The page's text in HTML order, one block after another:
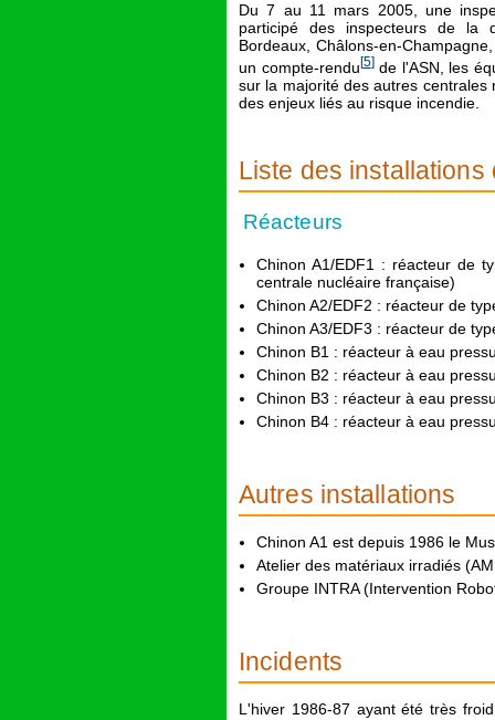
Du 7 au 11 mars 2005, une
participé des inspecteurs de la
Bordeaux, Châlons-en-
un compte-rendu[5]de l'ASN, les
sur la majorité des autres
des enjeux liés au risque incendie.
Liste des installations
Réacteurs
Chinon A1/EDF1 : réacteur de
centrale nucléaire française)
Chinon A2/EDF2 : réacteur de
Chinon A3/EDF3 : réacteur de
Chinon B1 : réacteur à eau
Chinon B2 : réacteur à eau
Chinon B3 : réacteur à eau
Chinon B4 : réacteur à eau
Autres installations
Chinon A1 est depuis 1986 le
Atelier des matériaux irradiés
Groupe INTRA (Intervention
Incidents
L'hiver 1986-87 ayant été très